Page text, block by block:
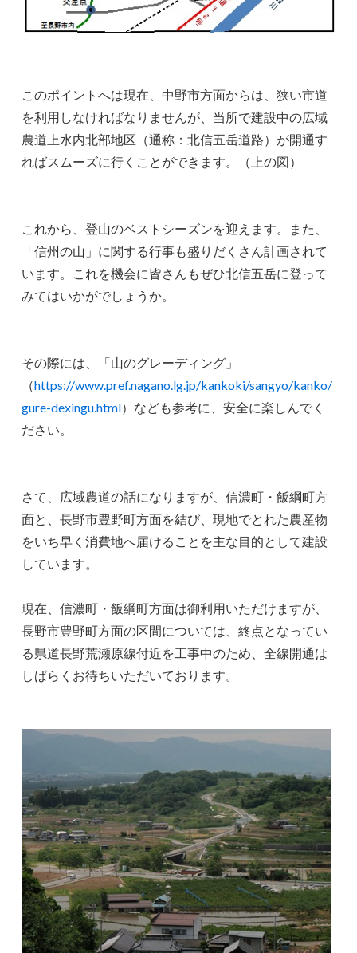
このポイントへは現在、中野市方面からは、狭い市道
を利用しなければなりませんが、当所で建設中の広域
農道上水内北部地区（通称：北信五岳道路）が開通す
ればスムーズに行くことができます。（上の図）
これから、登山のベストシーズンを迎えます。また、
「信州の山」に関する行事も盛りだくさん計画されて
います。これを機会に皆さんもぜひ北信五岳に登って
みてはいかがでしょうか。
その際には、「山のグレーディング」
（https://www.pref.nagano.lg.jp/kankoki/sangyo/kanko/
gure-dexingu.html）なども参考に、安全に楽しんでく
ださい。
さて、広域農道の話になりますが、信濃町・飯綱町方
面と、長野市豊野町方面を結び、現地でとれた農産物
をいち早く消費地へ届けることを主な目的として建設
しています。
現在、信濃町・飯綱町方面は御利用いただけますが、
長野市豊野町方面の区間については、終点となってい
る県道長野荒瀬原線付近を工事中のため、全線開通は
しばらくお待ちいただいております。